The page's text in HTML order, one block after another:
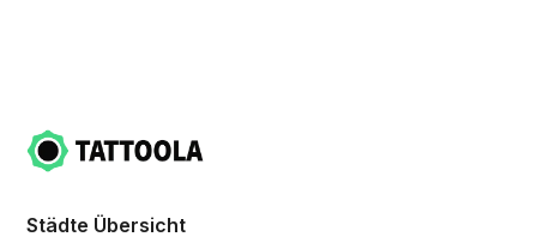
Städte Übersicht